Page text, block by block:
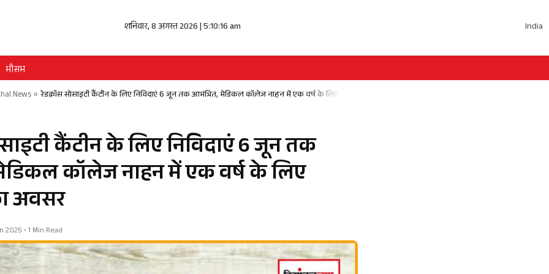
शनिवार, 8 अगस्त 2026 | 5:10:16 am India
मौसम
News» रेडक्रॉस सोसाइटी कैंटीन के लिए निविदाएं 6 जून तक आमंत्रित, मेडिकल कॉलेज नाहन में एक वर्ष के लिए संचालन का अवसर
कैंटीन के लिए निविदाएं 6 जून तक
कॉलेज नाहन में एक वर्ष के लिए
अवसर
2025 • 1 Min Read